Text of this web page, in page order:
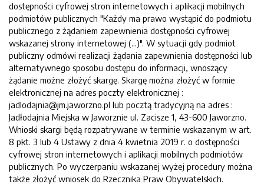
dostępności cyfrowej stron internetowych i aplikacji mobilnych
podmiotów publicznych "Każdy ma prawo wystąpić do podmiotu
publicznego z żądaniem zapewnienia dostępności cyfrowej
wskazanej strony internetowej (...)". W sytuacji gdy podmiot
publiczny odmówi realizacji żądania zapewnienia dostępności lub
alternatywnego sposobu dostępu do informacji, wnoszący
żądanie możne złożyć skargę. Skargę można złożyć w formie
elektronicznej na adres poczty elektronicznej :
jadlodajnia@jm.jaworzno.pl lub pocztą tradycyjną na adres :
Jadłodajnia Miejska w Jaworznie ul. Zacisze 1, 43-600 Jaworzno.
Wnioski skargi będą rozpatrywane w terminie wskazanym w art.
8 pkt. 3 lub 4 Ustawy z dnia 4 kwietnia 2019 r. o dostępności
cyfrowej stron internetowych i aplikacji mobilnych podmiotów
publicznych. Po wyczerpaniu wskazanej wyżej procedury można
także złożyć wniosek do Rzecznika Praw Obywatelskich.